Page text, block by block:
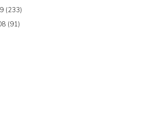
(233)
(91)